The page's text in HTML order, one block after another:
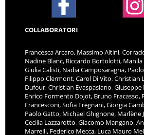
COLLABORATORI
Francesca Arcaro, Massimo Altini,
Nadine Blanc, Riccardo Bortolotti, Manila
Giulia Calisti, Nadia Camposaragna,
Filippo Clermont, Carol Di Vito, Christian
Dufour, Christian Evaspasiano, Giuseppe
Enrico Formento Dojot, Bruno Fracasso,
Francesconi, Sofia Fregnani, Giorgia
Paolo Gatto, Michael Ghignone, Marlène
Cecilia Lazzarotto, Giacomo Mangano,
Marrelli, Federico Mecca, Luca Mauro